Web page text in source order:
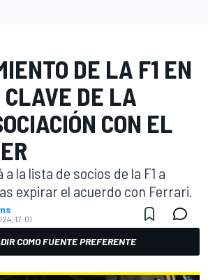
DE LA F1 EN
DE LA
CON EL
la lista de socios de la F1 a
expirar el acuerdo con Ferrari.
17:01
COMO FUENTE PREFERENTE